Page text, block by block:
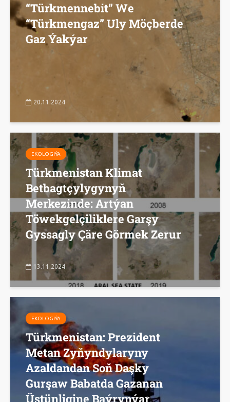
“Türkmennebit” We
“Türkmengaz” Uly Möçberde
Gaz Ýakýar
20.11.2024
EKOLOGIÝA
Türkmenistan Klimat
Betbagtçylygynyň
Merkezinde: Artýan
Töwekgelçiliklere Garşy
Gyssagly Çäre Görmek Zerur
13.11.2024
EKOLOGIÝA
Türkmenistan: Prezident
Metan Zyňyndylaryny
Azaldandan Soň Daşky
Gurşaw Babatda Gazanan
Üstünligine Baýrynýar